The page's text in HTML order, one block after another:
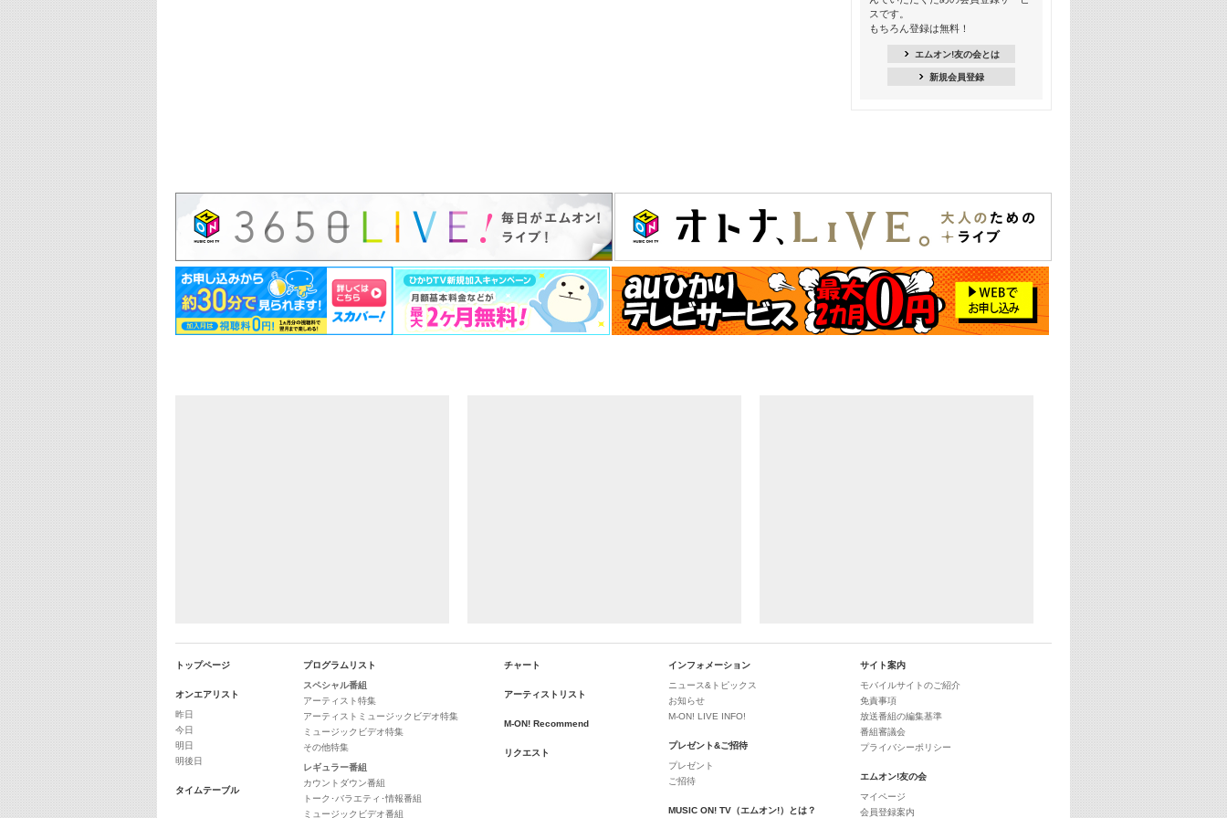
16:30
あのころK-POPヒッツ! 2021年
22:00
大人のための名曲セレクション ～バン
ド編～【歌詞入り】
22:30
今推したい! エムオン!おすすめミュー
ジックビデオ特集＜#28＞
23:00
スです。
もちろん登録は無料！
エムオン!友の会とは
新規会員登録
トップページ
オンエアリスト
昨日
今日
明日
明後日
タイムテーブル
プログラムリスト
スペシャル番組
アーティスト特集
アーティストミュージックビデオ特集
ミュージックビデオ特集
その他特集
レギュラー番組
カウントダウン番組
トーク･バラエティ･情報番組
ミュージックビデオ番組
チャート
アーティストリスト
M-ON! Recommend
リクエスト
インフォメーション
ニュース&トピックス
お知らせ
M-ON! LIVE INFO!
プレゼント&ご招待
プレゼント
ご招待
MUSIC ON! TV（エムオン!）とは？
サイト案内
モバイルサイトのご紹介
免責事項
放送番組の編集基準
番組審議会
プライバシーポリシー
エムオン!友の会
マイページ
会員登録案内